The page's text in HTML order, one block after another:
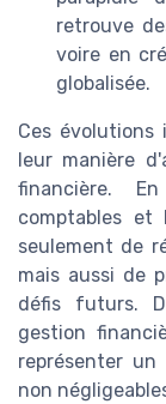
retrouve
voire en
globalisée.
Ces évolutions
leur manière
financière.
comptables et
seulement de
mais aussi de
défis futurs.
gestion
représenter
non